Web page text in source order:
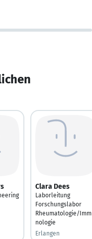
Clara Dees
Laborleitung
Forschungslabor
Rheumatologie/
nologie
Erlangen